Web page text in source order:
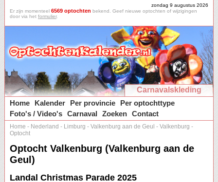
zondag 9 augustus 2026
Er zijn momenteel 6569 optochten bekend. Geef nieuwe optochten of wijzigingen
door via het formulier.
Carnavalskleding
Home
Kalender Per provincie
Per optochttype
Foto's / Video's Carnaval Zoeken Contact
Home - Nederland - Limburg - Valkenburg aan de Geul - Valkenburg -
Optocht
Optocht Valkenburg (Valkenburg aan de
Geul)
Landal Christmas Parade 2025